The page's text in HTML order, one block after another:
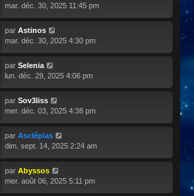
mar. déc. 30, 2025 11:45 pm
par Astinos
mar. déc. 30, 2025 4:30 pm
par Selenia
lun. déc. 29, 2025 4:06 pm
par Sov3liss
mer. déc. 03, 2025 4:38 pm
par Asclépias
dim. sept. 14, 2025 2:24 am
par Abyssos
mer. août 06, 2025 5:11 pm